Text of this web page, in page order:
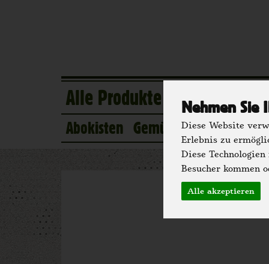
Nehmen Sie
Diese Website
Erlebnis zu
Diese
Besucher kommen
Alle akzeptieren
Abokisten Gemüse Obst
Alle Produkte Eigener
Mehl,